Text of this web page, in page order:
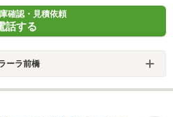
確認・見積依頼
話する
ーラ前橋